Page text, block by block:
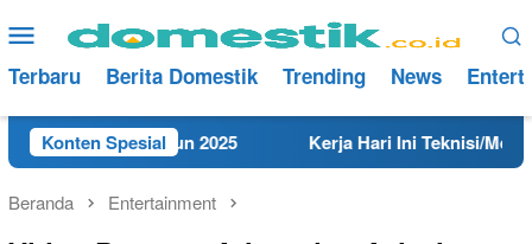
ke
konten
Menu
Mobile
Terbaru Berita Domestik Trending News
Konten Spesial
Tahun 2025 Kerja Hari Ini Teknisi/Mekanik
Beranda Entertainment